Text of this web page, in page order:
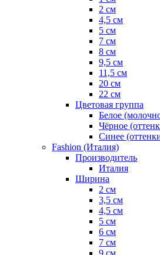
2 см
4,5 см
5 см
7 см
8 см
9,5 см
11,5 см
20 см
22 см
Цветовая группа
Белое
Чёрное
Синее
Fashion (Италия)
Производитель
Италия
Ширина
2 см
3,5 см
4,5 см
5 см
6 см
7 см
9 см